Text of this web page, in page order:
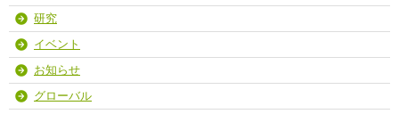
研究
イベント
お知らせ
グローバル